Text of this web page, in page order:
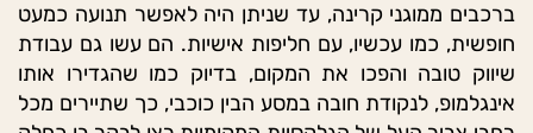
ברכבים ממוגני קרינה, עד שניתן היה לאפשר תנועה כמעט
חופשית, כמו עכשיו, עם חליפות אישיות. הם עשו גם עבודת
שיווק טובה והפכו את המקום, בדיוק כמו שהגדירו אותו
אינגלמופ, לנקודת חובה במסע הבין כוכבי, כך שתיירים מכל